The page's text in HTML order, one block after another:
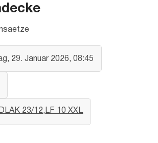
29. Januar 2026, 08:45
DLAK 23/12 LF 10 XXL